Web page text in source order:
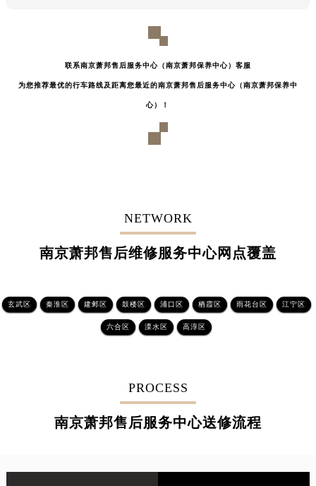
联系南京萧邦售后服务中心（南京萧邦保养中心）客服
为您推荐最优的行车路线及距离您最近的南京萧邦售后服务中心（南京萧邦保养中
心）！
NETWORK
南京萧邦售后维修服务中心网点覆盖
玄武区 秦淮区 建邺区 鼓楼区 浦口区 栖霞区 雨花台区 江宁区
六合区 溧水区 高淳区
PROCESS
南京萧邦售后服务中心送修流程